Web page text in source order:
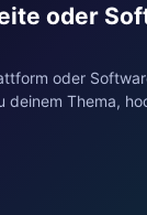
oder
oder
deinem Thema,